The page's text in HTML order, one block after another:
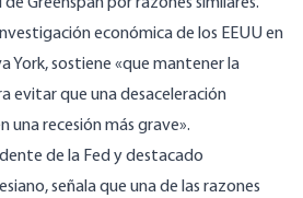
económica de los EEUU en
York, sostiene «que mantener la
evitar que una desaceleración
una recesión más grave».
de la Fed y destacado
señala que una de las razones